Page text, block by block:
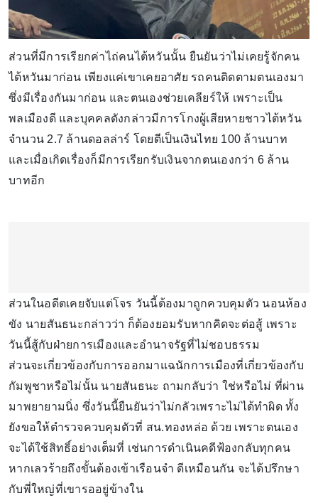
ส่วนที่มีการเรียกค่าไถ่คนไต้หวันนั้น ยืนยันว่าไม่เคยรู้จักคน
ไต้หวันมาก่อน เพียงแค่เขาเคยอาศัย รถคนติดตามตนเองมา
ซึ่งมีเรื่องกันมาก่อน และตนเองช่วยเคลียร์ให้ เพราะเป็น
พลเมืองดี และบุคคลดังกล่าวมีการโกงผู้เสียหายชาวไต้หวัน
จำนวน 2.7 ล้านดอลล่าร์ โดยตีเป็นเงินไทย 100 ล้านบาท
และเมื่อเกิดเรื่องก็มีการเรียกรับเงินจากตนเองกว่า 6 ล้าน
บาทอีก
ส่วนในอดีตเคยจับแต่โจร วันนี้ต้องมาถูกควบคุมตัว นอนห้อง
ขัง นายสันธนะกล่าวว่า ก็ต้องยอมรับหากคิดจะต่อสู้ เพราะ
วันนี้สู้กับฝ่ายการเมืองและอำนาจรัฐที่ไม่ชอบธรรม
ส่วนจะเกี่ยวข้องกับการออกมาแฉนักการเมืองที่เกี่ยวข้องกับ
กัมพูชาหรือไม่นั้น นายสันธนะ ถามกลับว่า ใช่หรือไม่ ที่ผ่าน
มาพยายามนิ่ง ซึ่งวันนี้ยืนยันว่าไม่กลัวเพราะไม่ได้ทำผิด ทั้ง
ยังขอให้ตำรวจควบคุมตัวที่ สน.ทองหล่อ ด้วย เพราะตนเอง
จะได้ใช้สิทธิ์อย่างเต็มที่ เช่นการดำเนินคดีฟ้องกลับทุกคน
หากเลวร้ายถึงขั้นต้องเข้าเรือนจำ ดีเหมือนกัน จะได้ปรึกษา
กับพี่ใหญ่ที่เขารออยู่ข้างใน